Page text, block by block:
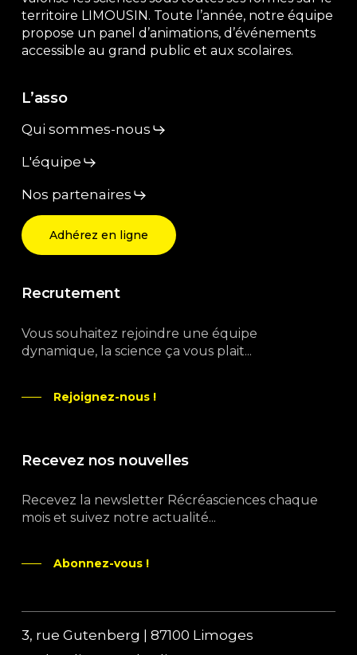
territoire LIMOUSIN. Toute l’année, notre équipe
propose un panel d’animations, d’événements
accessible au grand public et aux scolaires.
L’asso
Qui sommes-nous
L'équipe
Nos partenaires
Adhérez en ligne
Recrutement
Vous souhaitez rejoindre une équipe
dynamique, la science ça vous plait...
Rejoignez-nous !
Recevez nos nouvelles
Recevez la newsletter Récréasciences chaque
mois et suivez notre actualité...
Abonnez-vous !
3, rue Gutenberg | 87100 Limoges